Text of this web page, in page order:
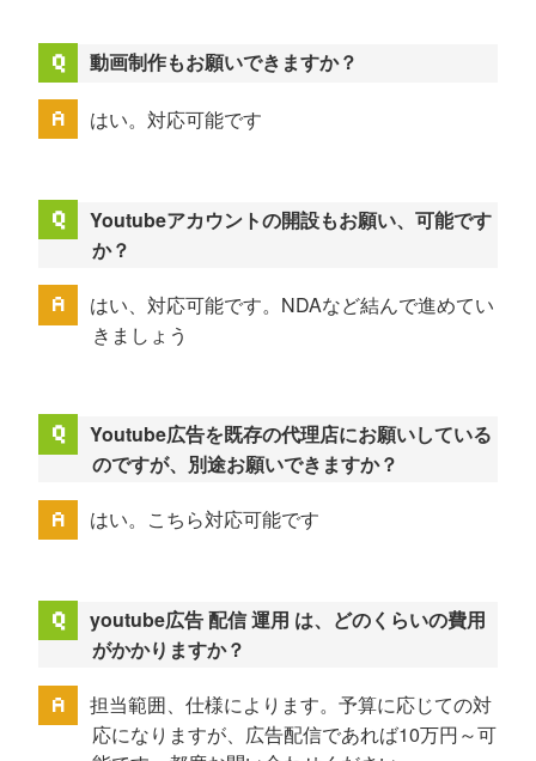
動画制作もお願いできますか？
はい。対応可能です
Youtubeアカウントの開設もお願い、可能です
か？
はい、対応可能です。NDAなど結んで進めてい
きましょう
Youtube広告を既存の代理店にお願いしている
のですが、別途お願いできますか？
はい。こちら対応可能です
youtube広告 配信 運用 は、どのくらいの費用
がかかりますか？
担当範囲、仕様によります。予算に応じての対
応になりますが、広告配信であれば10万円～可